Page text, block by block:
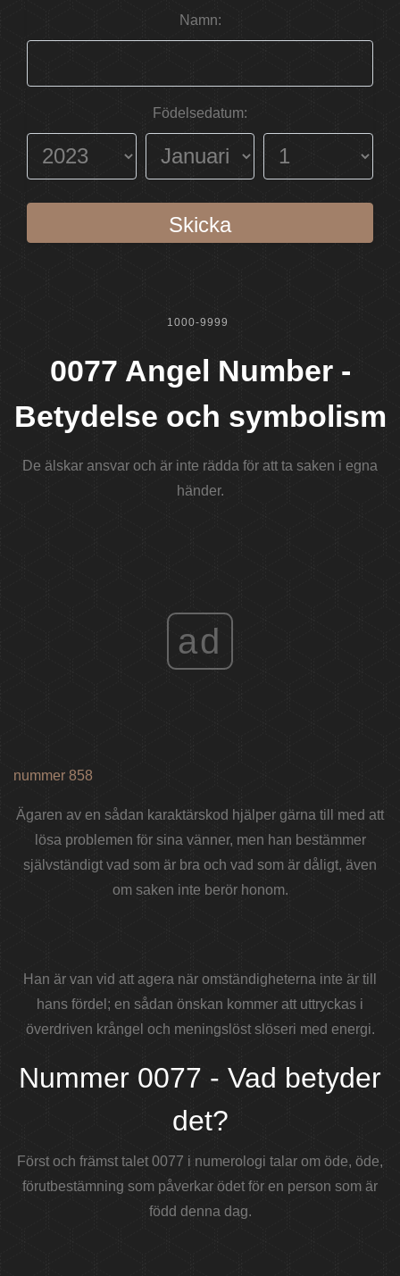
Namn:
Födelsedatum:
Skicka
1000-9999
0077 Angel Number -
Betydelse och symbolism
De älskar ansvar och är inte rädda för att ta saken i egna
händer.
ad
nummer 858
Ägaren av en sådan karaktärskod hjälper gärna till med att
lösa problemen för sina vänner, men han bestämmer
självständigt vad som är bra och vad som är dåligt, även
om saken inte berör honom.
Han är van vid att agera när omständigheterna inte är till
hans fördel; en sådan önskan kommer att uttryckas i
överdriven krångel och meningslöst slöseri med energi.
Nummer 0077 - Vad betyder
det?
Först och främst talet 0077 i numerologi talar om öde, öde,
förutbestämning som påverkar ödet för en person som är
född denna dag.